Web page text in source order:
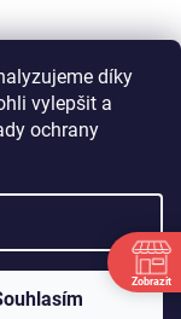
díky
vylepšit a
ochrany
práva vyhrazena.Zobrazit